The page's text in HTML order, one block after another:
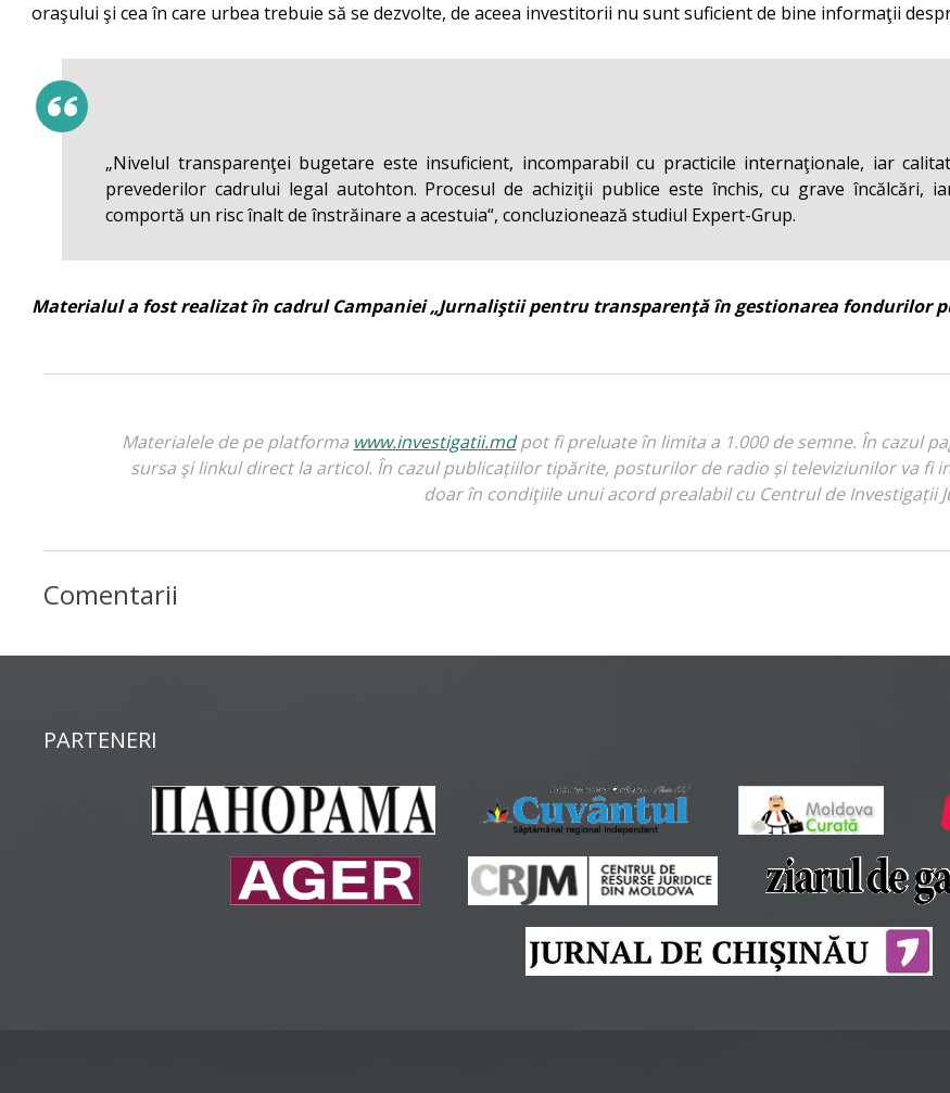
oraşului şi cea în care urbea trebuie să se dezvolte, de aceea investitorii nu sunt suficient de bine informaţii
„Nivelul transparenţei bugetare este insuficient, incomparabil cu practicile internaţionale, iar
prevederilor cadrului legal autohton. Procesul de achiziţii publice este închis, cu grave încălcări,
comportă un risc înalt de înstrăinare a acestuia“, concluzionează studiul Expert-Grup.
Materialul a fost realizat în cadrul Campaniei „Jurnaliştii pentru transparenţă în gestionarea fondurilor
Materialele de pe platforma www.investigatii.mdpot fi preluate în limita a 1.000 de semne. În cazul
sursa şi linkul direct la articol. În cazul publicațiilor tipărite, posturilor de radio și televiziunilor va fi
doar în condiţiile unui acord prealabil cu Centrul de Investigații
Comentarii
PARTENERI